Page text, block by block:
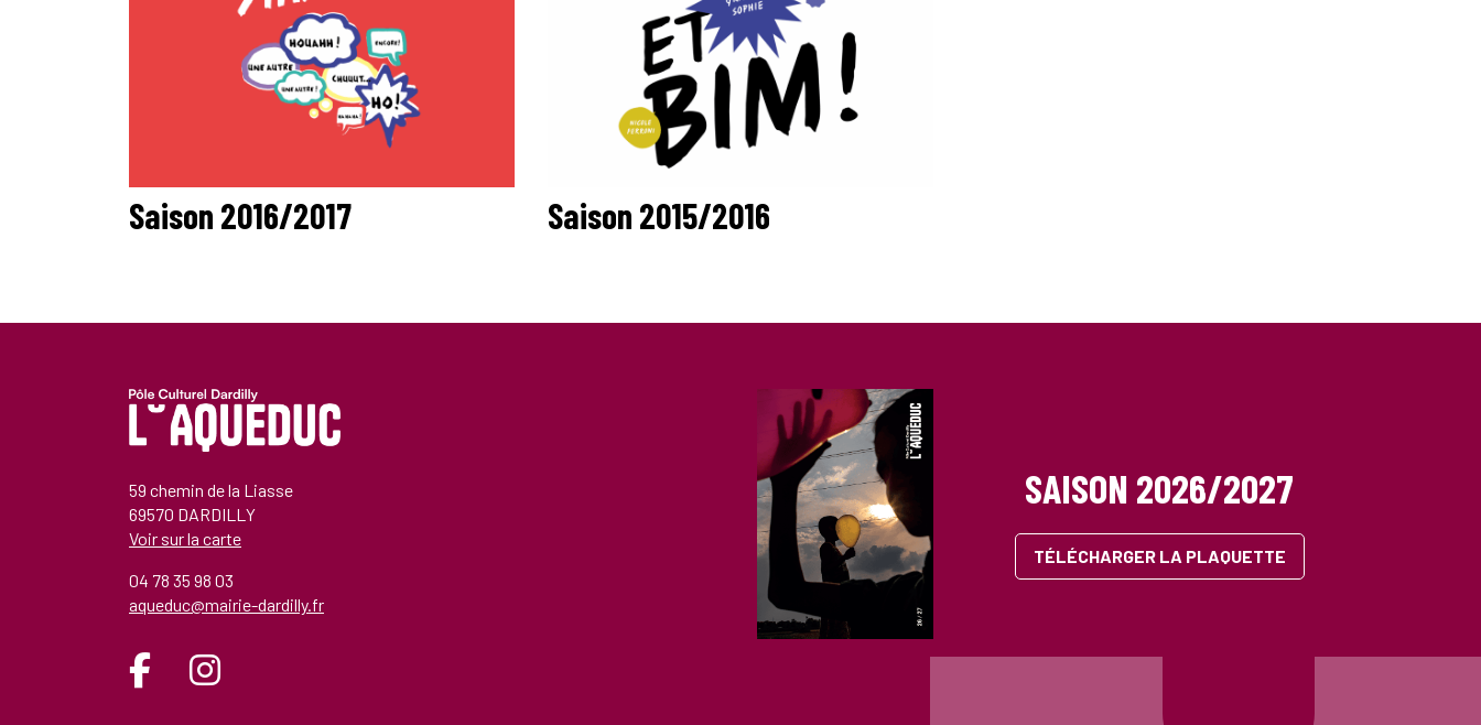
Saison 2016/2017 Saison 2015/2016
SAISON 2026/2027
TÉLÉCHARGER LA PLAQUETTE
59 chemin de la Liasse
69570 DARDILLY
Voir sur la carte
04 78 35 98 03
aqueduc@mairie-dardilly.fr